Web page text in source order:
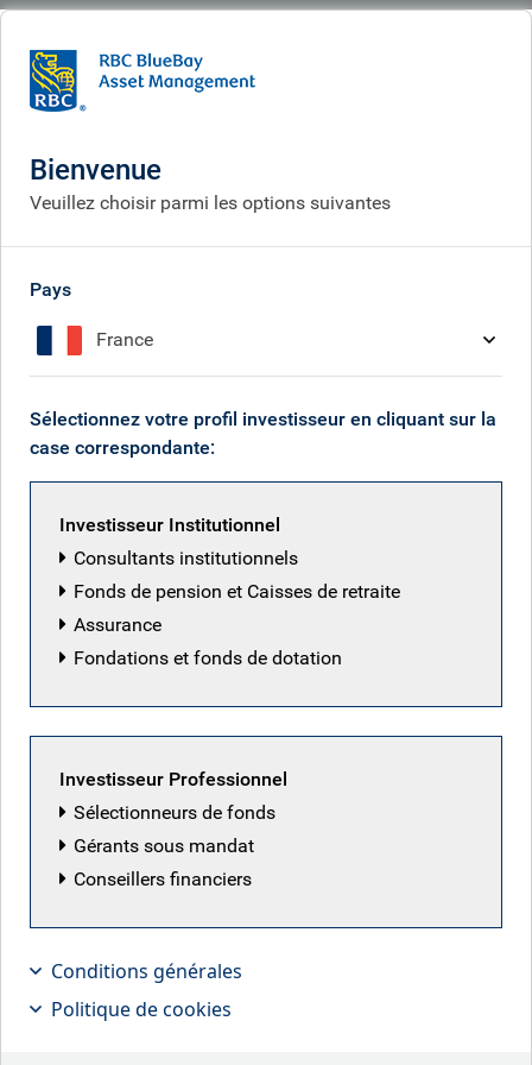
What we think
Marché obligataire européen
: cinq réflexions du mois de
janvier
Feb 03, 2026
Neil Mehta
portefeuille, assemble pour nous le
puzzle des marchés
Bienvenue
Veuillez choisir parmi les options suivantes
Pays
France
Sélectionnez votre profil investisseur en cliquant sur la
case correspondante:
Investisseur Institutionnel
Consultants institutionnels
Fonds de pension et Caisses de retraite
Assurance
Fondations et fonds de dotation
Investisseur Professionnel
Sélectionneurs de fonds
Gérants sous mandat
Conseillers financiers
Conditions générales
Politique de cookies